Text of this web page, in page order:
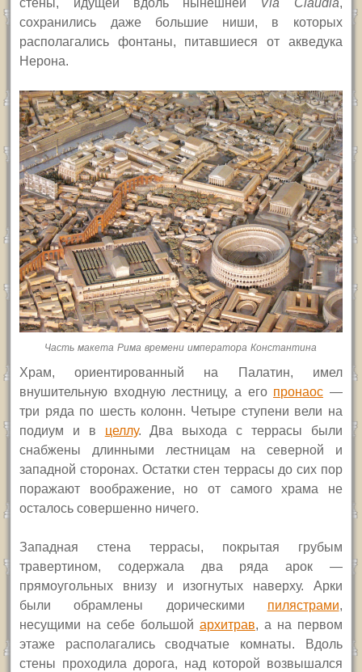
стены, идущей вдоль нынешней Via Claudia,
сохранились даже большие ниши, в которых
располагались фонтаны, питавшиеся от акведука
Нерона.
Часть макета Рима времени императора Константина
Храм, ориентированный на Палатин, имел
внушительную входную лестницу, а его пронаос —
три ряда по шесть колонн. Четыре ступени вели на
подиум и в целлу. Два выхода с террасы были
снабжены длинными лестницам на северной и
западной сторонах. Остатки стен террасы до сих пор
поражают воображение, но от самого храма не
осталось совершенно ничего.
Западная стена террасы, покрытая грубым
травертином, содержала два ряда арок —
прямоугольных внизу и изогнутых наверху. Арки
были обрамлены дорическими пилястрами,
несущими на себе большой архитрав, а на первом
этаже располагались сводчатые комнаты. Вдоль
стены проходила дорога, над которой возвышался